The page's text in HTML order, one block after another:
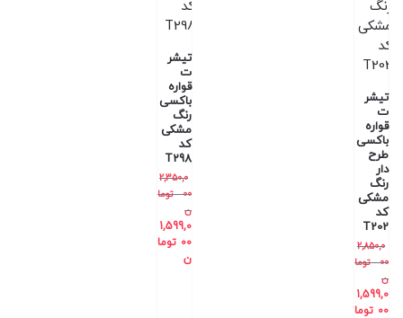
تیشر
ت
قواره
باکسی
طرح
دار
رنگ
مشکی
کد
T202
2,850,0
00
توما
ن
1,599,0
00 توما
تیشر
ت
قواره
باکسی
رنگ
مشکی
کد
T298
2,350,0
00
توما
ن
1,599,0
00 توما
ن